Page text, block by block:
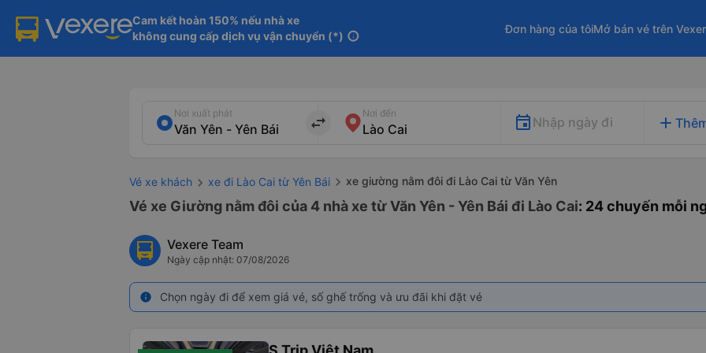
Cam kết hoàn 150% nếu nhà xe
không cung cấp dịch vụ vận chuyển (*) info
Đơn hàng của tôiMở bán vé trên
Nơi xuất phát
import_export
Nơi đến
Nhập ngày đi add
Vé xe khách xe đi Lào Cai từ Yên Bái xe giường nằm đôi đi Lào Cai từ Văn Yên
Vé xe Giường nằm đôi của 4 nhà xe từ Văn Yên - Yên Bái đi Lào Cai: 24 chuyến mỗi
Vexere Team
Ngày cập nhật: 07/08/2026
info Chọn ngày đi để xem giá vé, số ghế trống và ưu đãi khi đặt vé